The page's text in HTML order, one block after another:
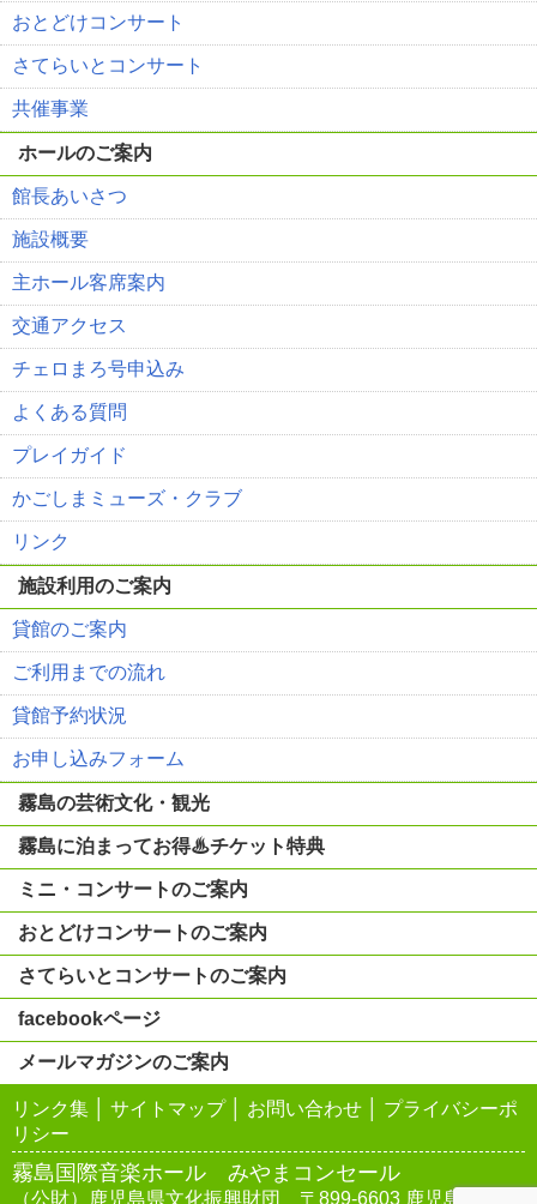
おとどけコンサート
さてらいとコンサート
共催事業
ホールのご案内
館長あいさつ
施設概要
主ホール客席案内
交通アクセス
チェロまろ号申込み
よくある質問
プレイガイド
かごしまミューズ・クラブ
リンク
施設利用のご案内
貸館のご案内
ご利用までの流れ
貸館予約状況
お申し込みフォーム
霧島の芸術文化・観光
霧島に泊まってお得♨チケット特典
ミニ・コンサートのご案内
おとどけコンサートのご案内
さてらいとコンサートのご案内
facebookページ
メールマガジンのご案内
リンク集 サイトマップ│ お問い合わせ
プライバシーポ
リシー
霧島国際音楽ホール みやまコンセール
（公財）鹿児島県文化振興財団 〒899-6603 鹿児島県霧島